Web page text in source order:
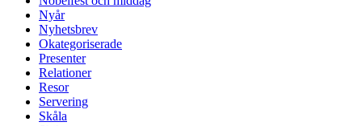
Nyår
Nyhetsbrev
Okategoriserade
Presenter
Relationer
Resor
Servering
Skåla